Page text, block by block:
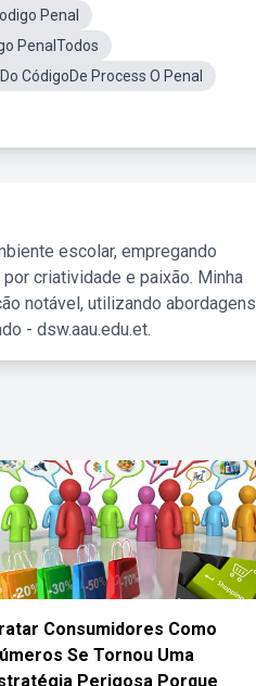
Penal
PenalTodos
CódigoDe Process O Penal
escolar, empregando
criatividade e paixão. Minha
notável, utilizando abordagens
- dsw.aau.edu.et.
Consumidores Como
Se Tornou Uma
Perigosa Porque